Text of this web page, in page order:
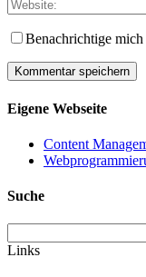
Benachrichtige
Eigene Webseite
Content
Suche
Links